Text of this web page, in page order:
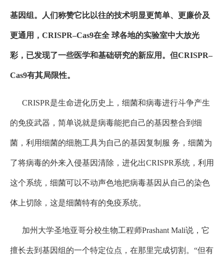
基因组。人们称赞它比以往的技术明显更简单、更廉价及
更通用，CRISPR–Cas9在全 球各地的实验室中大放光
彩，已发现了一些医学和基础研究的新应用。但CRISPR–
Cas9有其局限性。
CRISPR是生命进化历史上，细菌和病毒进行斗争产生
的免疫武器，简单说就是病毒能把自己的基因整合到细
菌，利用细菌的细胞工具为自己的基因复制服 务，细菌为
了将病毒的外来入侵基因清除，进化出CRISPR系统，利用
这个系统，细菌可以不动声色地把病毒基因从自己的染色
体上切除，这是细菌特有的免疫系统。
加州大学圣地亚哥分校生物工程师Prashant Mali说，它
擅长去到基因组的一个特定位点，在那里完成切割。“但有